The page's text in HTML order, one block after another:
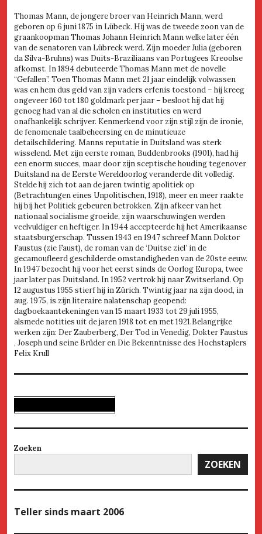
Thomas Mann, de jongere broer van Heinrich Mann, werd
geboren op 6 juni 1875 in Lübeck. Hij was de tweede zoon van de
graankoopman Thomas Johann Heinrich Mann welke later één
van de senatoren van Lübreck werd. Zijn moeder Julia (geboren
da Silva-Bruhns) was Duits-Braziliaans van Portugees Kreoolse
afkomst. In 1894 debuteerde Thomas Mann met de novelle
“Gefallen”. Toen Thomas Mann met 21 jaar eindelijk volwassen
was en hem dus geld van zijn vaders erfenis toestond – hij kreeg
ongeveer 160 tot 180 goldmark per jaar – besloot hij dat hij
genoeg had van al die scholen en instituties en werd
onafhankelijk schrijver. Kenmerkend voor zijn stijl zijn de ironie,
de fenomenale taalbeheersing en de minutieuze
detailschildering. Manns reputatie in Duitsland was sterk
wisselend. Met zijn eerste roman, Buddenbrooks (1901), had hij
een enorm succes, maar door zijn sceptische houding tegenover
Duitsland na de Eerste Wereldoorlog veranderde dit volledig.
Stelde hij zich tot aan de jaren twintig apolitiek op
(Betrachtungen eines Unpolitischen, 1918), meer en meer raakte
hij bij het Politiek gebeuren betrokken. Zijn afkeer van het
nationaal socialisme groeide, zijn waarschuwingen werden
veelvuldiger en heftiger. In 1944 accepteerde hij het Amerikaanse
staatsburgerschap. Tussen 1943 en 1947 schreef Mann Doktor
Faustus (zie Faust), de roman van de ‘Duitse ziel’ in de
gecamoufleerd geschilderde omstandigheden van de 20ste eeuw.
In 1947 bezocht hij voor het eerst sinds de Oorlog Europa, twee
jaar later pas Duitsland. In 1952 vertrok hij naar Zwitserland. Op
12 augustus 1955 stierf hij in Zürich. Twintig jaar na zijn dood, in
aug. 1975, is zijn literaire nalatenschap geopend:
dagboekaantekeningen van 15 maart 1933 tot 29 juli 1955,
alsmede notities uit de jaren 1918 tot en met 1921.Belangrijke
werken zijn: Der Zauberberg, Der Tod in Venedig, Dokter Faustus
, Joseph und seine Brüder en Die Bekenntnisse des Hochstaplers
Felix Krull
Zoeken
ZOEKEN
Teller sinds maart 2006